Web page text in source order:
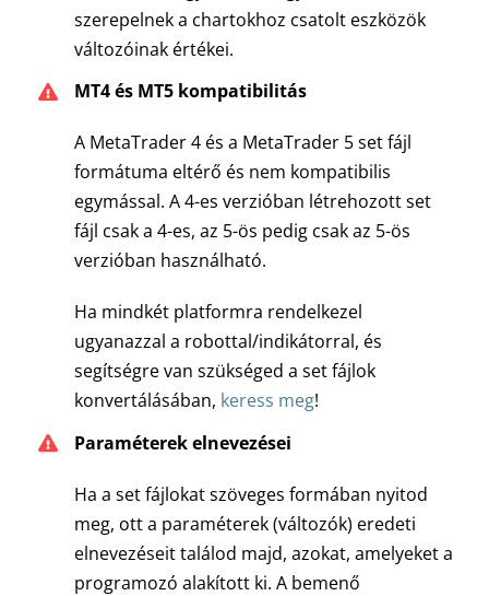
szerepelnek a chartokhoz csatolt eszközök
változóinak értékei.
MT4 és MT5 kompatibilitás
A MetaTrader 4 és a MetaTrader 5 set fájl
formátuma eltérő és nem kompatibilis
egymással. A 4-es verzióban létrehozott set
fájl csak a 4-es, az 5-ös pedig csak az 5-ös
verzióban használható.
Ha mindkét platformra rendelkezel
ugyanazzal a robottal/indikátorral, és
segítségre van szükséged a set fájlok
konvertálásában, keress meg!
Paraméterek elnevezései
Ha a set fájlokat szöveges formában nyitod
meg, ott a paraméterek (változók) eredeti
elnevezéseit találod majd, azokat, amelyeket a
programozó alakított ki. A bemenő